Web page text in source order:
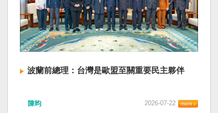
波蘭前總理：台灣是歐盟至關重要民主夥伴
陳昀 2026-07-22